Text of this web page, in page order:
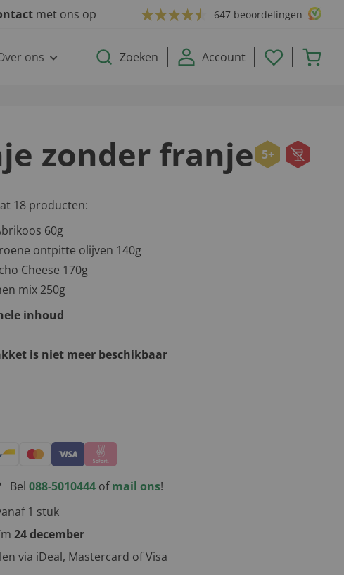
met ons op 647 beoordelingen
ons Zoeken Account
zonder franje 5+
18 producten:
60g
ontpitte olijven 140g
Cheese 170g
mix 250g
inhoud
is niet meer beschikbaar
Bel 088-5010444 ofmail ons!
1 stuk
24 december
via iDeal, Mastercard of Visa